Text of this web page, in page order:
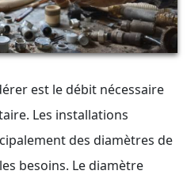
est le débit nécessaire
Les installations
des diamètres de
besoins. Le diamètre